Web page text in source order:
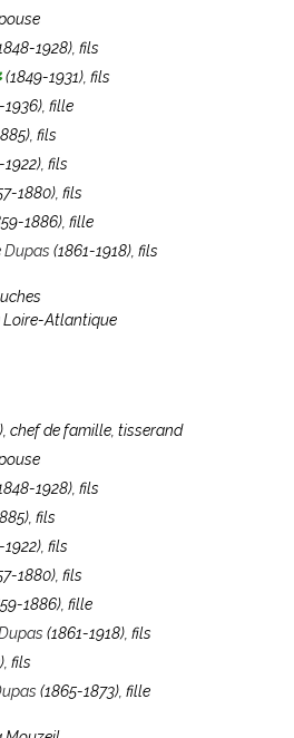
1928) , fils
(1849-1931) , fils
1936) , fille
, fils
1922) , fils
1880) , fils
1886) , fille
Dupas (1861-1918) , fils
Loire-Atlantique
, chef de famille, tisserand
1928) , fils
, fils
1922) , fils
1880) , fils
1886) , fille
(1861-1918) , fils
, fils
(1865-1873) , fille